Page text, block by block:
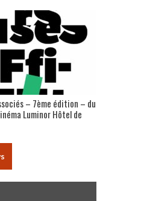
– 7ème édition – du
Luminor Hôtel de